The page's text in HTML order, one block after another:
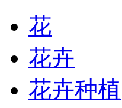
花
花卉
花卉种植